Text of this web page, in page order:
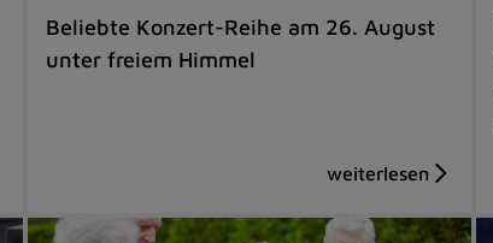
Beliebte Konzert-Reihe am 26. August
unter freiem Himmel